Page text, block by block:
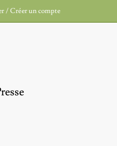
/ Créer un compte